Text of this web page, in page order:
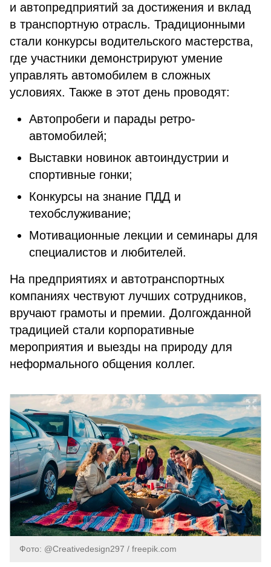
и автопредприятий за достижения и вклад
в транспортную отрасль. Традиционными
стали конкурсы водительского мастерства,
где участники демонстрируют умение
управлять автомобилем в сложных
условиях. Также в этот день проводят:
Автопробеги и парады ретро-
автомобилей;
Выставки новинок автоиндустрии и
спортивные гонки;
Конкурсы на знание ПДД и
техобслуживание;
Мотивационные лекции и семинары для
специалистов и любителей.
На предприятиях и автотранспортных
компаниях чествуют лучших сотрудников,
вручают грамоты и премии. Долгожданной
традицией стали корпоративные
мероприятия и выезды на природу для
неформального общения коллег.
Фото: @Creativedesign297 / freepik.com